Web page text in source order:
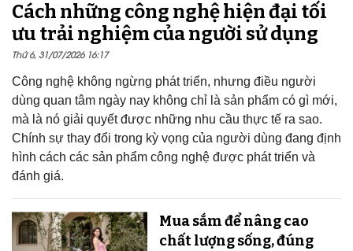
Cách những công nghệ hiện đại tối
ưu trải nghiệm của người sử dụng
Thứ 6, 31/07/2026 16:17
Công nghệ không ngừng phát triển, nhưng điều người
dùng quan tâm ngày nay không chỉ là sản phẩm có gì mới,
mà là nó giải quyết được những nhu cầu thực tế ra sao.
Chính sự thay đổi trong kỳ vọng của người dùng đang định
hình cách các sản phẩm công nghệ được phát triển và
đánh giá.
Mua sắm để nâng cao
chất lượng sống, đúng